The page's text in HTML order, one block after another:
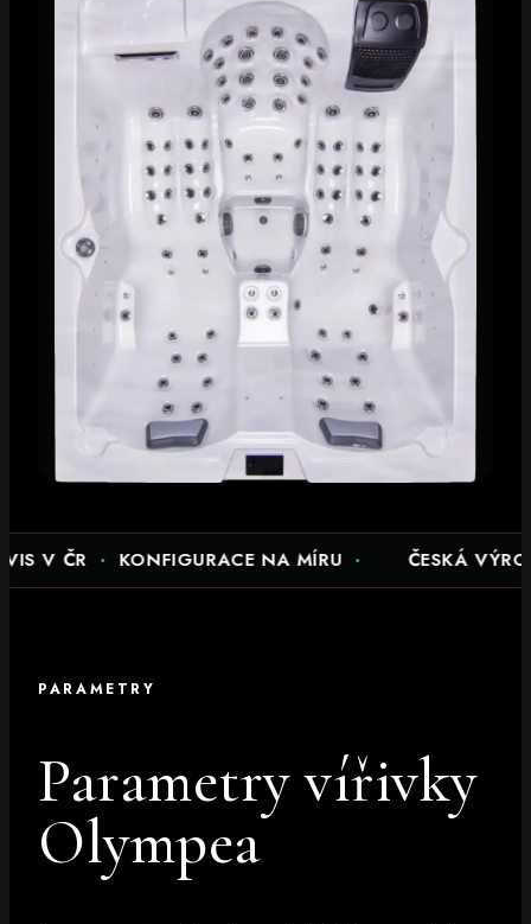
·KONFIGURACE NA MÍRU· ČESKÁ VÝROBA·
PARAMETRY
Parametry vířivky
Olympea